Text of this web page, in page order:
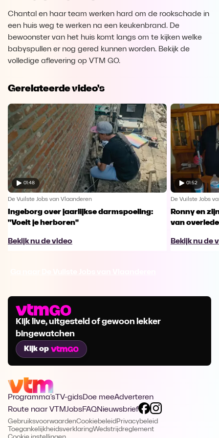
Chantal en haar team werken hard om de rookschade in
een huis weg te werken na een keukenbrand. De
bewoonster van het huis komt langs om te kijken welke
babyspullen er nog gered kunnen worden. Bekijk de
volledige aflevering op VTM GO.
Gerelateerde video's
01:48
De Vuilste Jobs van Vlaanderen
Ingeborg over jaarlijkse darmspoeling:
"Voelt je herboren"
Bekijk nu de video
01:52
De Vuilste Jobs
Ronny en
van
Bekijk nu de
Kijk live, uitgesteld of gewoon lekker
bingewatchen
Kijk op
Programma's TV-gidsDoe meeAdverteren
Route naar VTMJobsFAQNieuwsbrief
GebruiksvoorwaardenCookiebeleid Privacybeleid
ToegankelijkheidsverklaringWedstrijdreglement